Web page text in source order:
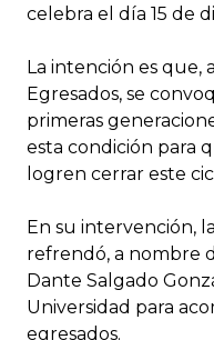
celebra el día 15 de
La intención es que,
Egresados, se
primeras
esta condición para
logren cerrar este
En su intervención,
refrendó, a nombre
Dante Salgado
Universidad para
egresados.